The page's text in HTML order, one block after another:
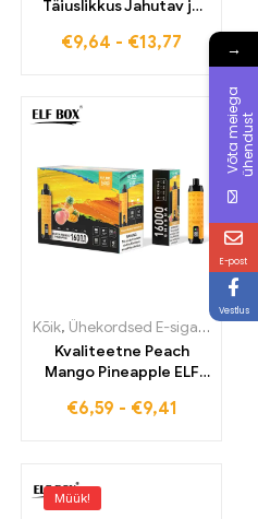
Täiuslikkus Jahutav ja
tõmmet pulsirežiimis
€9,64 - €13,77
Ühekordsed e-sigaretid Eestis
Kõik, Ühekordsed E-sigaretid
Kvaliteetne Peach
Mango Pineapple ELF
Teie tollivaba E-
€6,59 - €9,41
Müük!
→
V
õ
t
a
m
ei
e
g
a
ü
h
e
n
d
u
st
E-post
Vestlus